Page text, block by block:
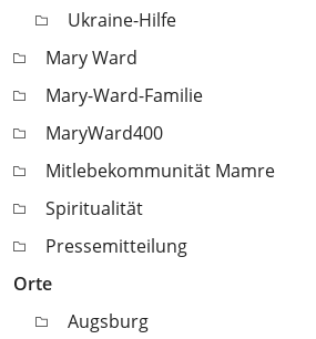
Ukraine-Hilfe
Mary Ward
Mary-Ward-Familie
MaryWard400
Mitlebekommunität Mamre
Spiritualität
Pressemitteilung
Orte
Augsburg